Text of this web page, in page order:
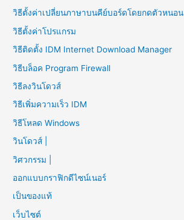
วิธีตั้งค่าเปลี่ยนภาษาบนคีย์บอร์ดโดยกดตัวหนอน
วิธีตั้งค่าโปรแกรม
วิธีติดตั้ง IDM Internet Download Manager
วิธีบล็อค Program Firewall
วิธีลงวินโดวส์
วิธีเพิ่มความเร็ว IDM
วิธีโหลด Windows
วินโดวส์ |
วิศวกรรม |
ออกแบบกราฟิกดีไซน์เนอร์
เป็นของแท้
เว็บไซต์